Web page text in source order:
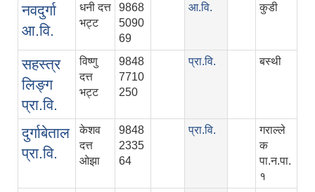
नवदुर्गा
आ.वि.
धनी दत्त
भट्ट
9868
5090
69
आ.वि. कुडी
सहस्त्र
लिङ्ग
प्रा.वि.
विष्‍णु
दत्त
भट्ट
9848
7710
250
प्रा.वि. बस्थी
दुर्गाबेताल
प्रा.वि.
केशव
दत्त
ओझा
9848
2335
64
प्रा.वि.
गराल्ले
क
पा.न.पा.
१